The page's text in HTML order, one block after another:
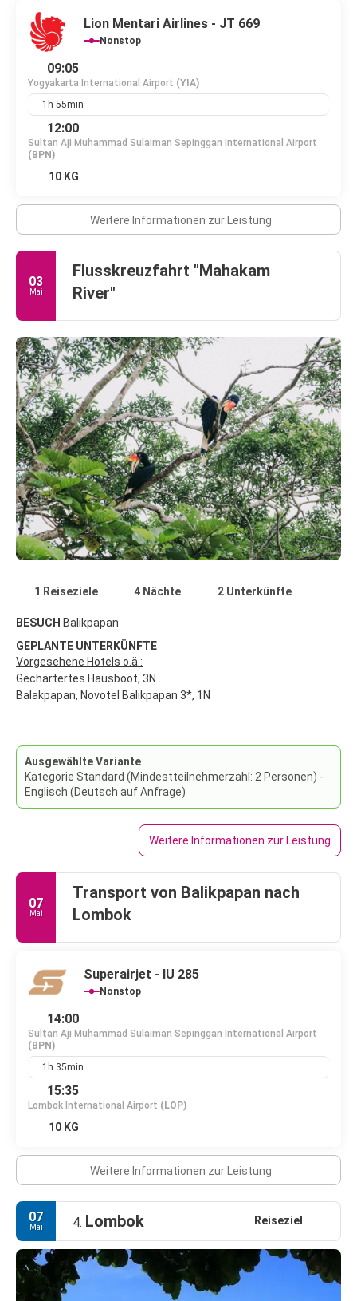
Lion Mentari Airlines - JT 669
Nonstop
09:05
Yogyakarta International Airport (YIA)
1h 55min
12:00
Sultan Aji Muhammad Sulaiman Sepinggan International Airport
(BPN)
10 KG
Weitere Informationen zur Leistung
03
Mai
Flusskreuzfahrt "Mahakam
River"
1 Reiseziele 4 Nächte 2 Unterkünfte
BESUCH Balikpapan
GEPLANTE UNTERKÜNFTE
Vorgesehene Hotels o.ä.:
Gechartertes Hausboot, 3N
Balakpapan, Novotel Balikpapan 3*, 1N
Ausgewählte Variante
Kategorie Standard (Mindestteilnehmerzahl: 2 Personen) -
Englisch (Deutsch auf Anfrage)
Weitere Informationen zur Leistung
07
Mai
Transport von Balikpapan nach
Lombok
Superairjet - IU 285
Nonstop
14:00
Sultan Aji Muhammad Sulaiman Sepinggan International Airport
(BPN)
1h 35min
15:35
Lombok International Airport (LOP)
10 KG
Weitere Informationen zur Leistung
07
Mai 4. Lombok Reiseziel